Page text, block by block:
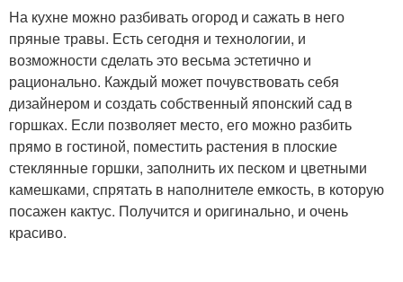
На кухне можно разбивать огород и сажать в него
пряные травы. Есть сегодня и технологии, и
возможности сделать это весьма эстетично и
рационально. Каждый может почувствовать себя
дизайнером и создать собственный японский сад в
горшках. Если позволяет место, его можно разбить
прямо в гостиной, поместить растения в плоские
стеклянные горшки, заполнить их песком и цветными
камешками, спрятать в наполнителе емкость, в которую
посажен кактус. Получится и оригинально, и очень
красиво.